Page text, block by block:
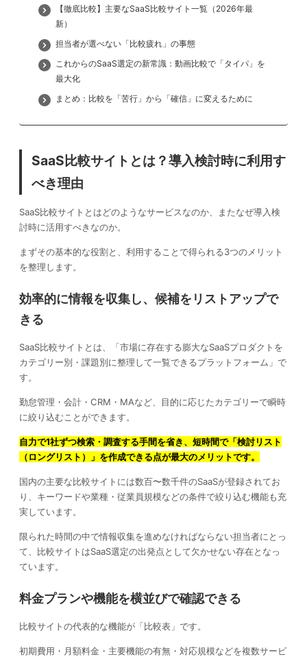
【徹底比較】主要なSaaS比較サイト一覧（2026年最
新）
担当者が選べない「比較疲れ」の事態
これからのSaaS選定の新常識：動画比較で「タイパ」を
最大化
まとめ：比較を「苦行」から「確信」に変えるために
SaaS比較サイトとは？導入検討時に利用す
べき理由
SaaS比較サイトとはどのようなサービスなのか、またなぜ導入検
討時に活用すべきなのか。
まずその基本的な役割と、利用することで得られる3つのメリット
を整理します。
効率的に情報を収集し、候補をリストアップで
きる
SaaS比較サイトとは、「市場に存在する膨大なSaaSプロダクトを
カテゴリー別・課題別に整理して一覧できるプラットフォーム」で
す。
勤怠管理・会計・CRM・MAなど、目的に応じたカテゴリーで瞬時
に絞り込むことができます。
自力で1社ずつ検索・調査する手間を省き、短時間で「検討リスト
（ロングリスト）」を作成できる点が最大のメリットです。
国内の主要な比較サイトには数百〜数千件のSaaSが登録されてお
り、キーワードや業種・従業員規模などの条件で絞り込む機能も充
実しています。
限られた時間の中で情報収集を進めなければならない担当者にとっ
て、比較サイトはSaaS選定の出発点として欠かせない存在となっ
ています。
料金プランや機能を横並びで確認できる
比較サイトの代表的な機能が「比較表」です。
初期費用・月額料金・主要機能の有無・対応規模などを複数サービ